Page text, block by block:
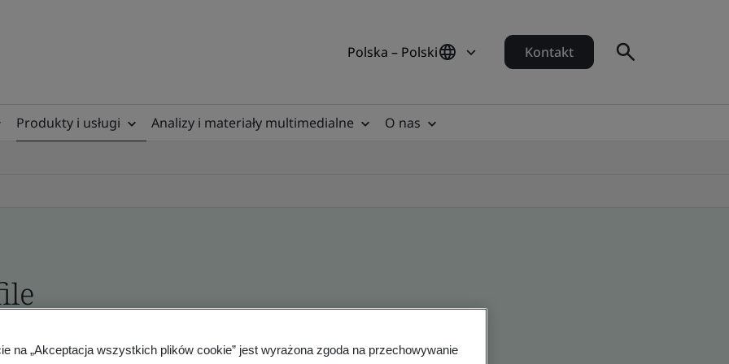
Polska – Polski Kontakt
Produkty i usługi Analizy i materiały multimedialne
O nas
- Validation and Verification
na „Akceptacja wszystkich plików cookie” jest wyrażona zgoda na przechowywanie